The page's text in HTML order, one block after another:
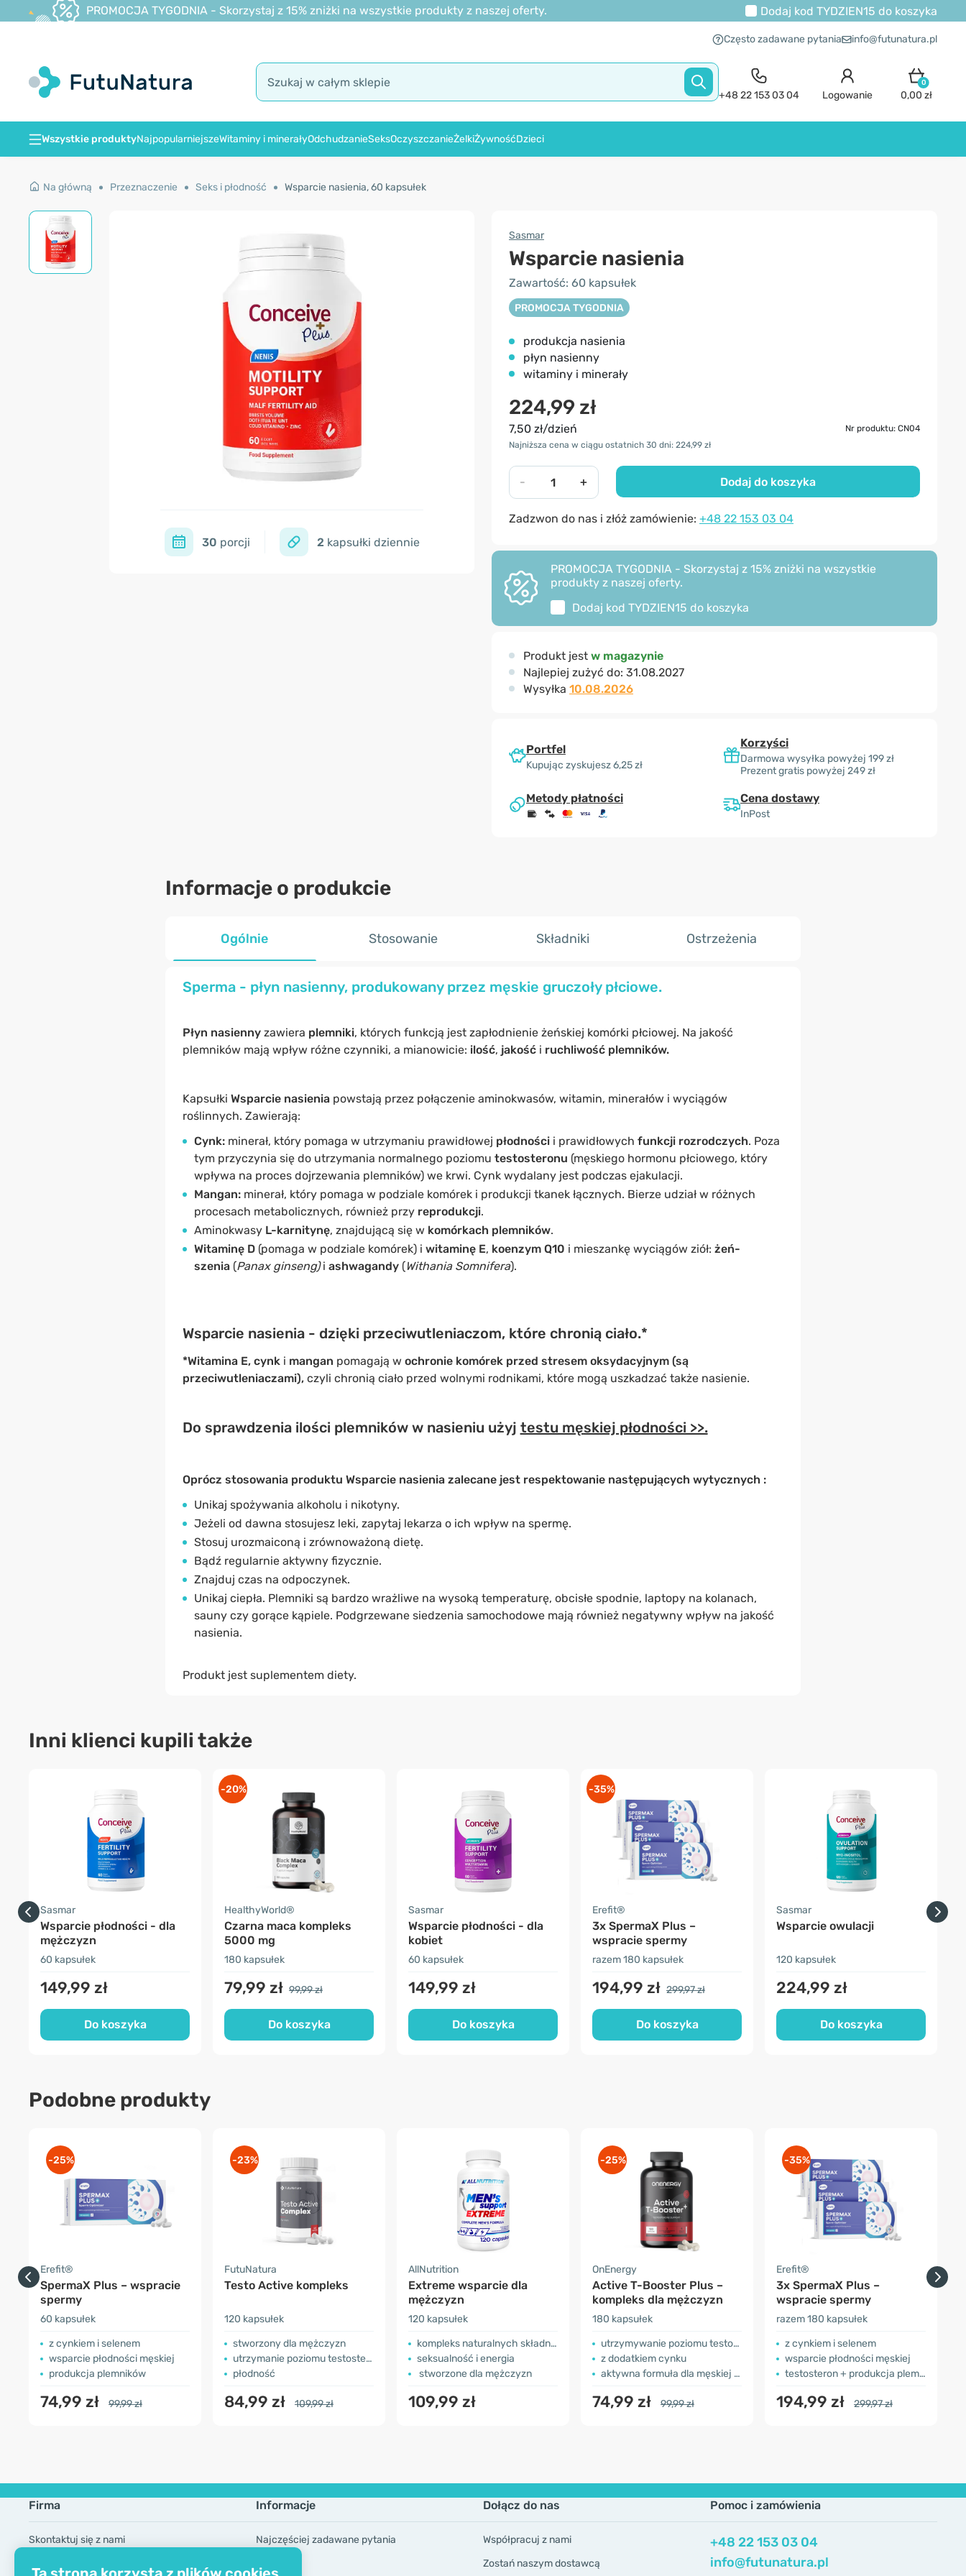
PROMOCJA TYGODNIA - Skorzystaj z 15% zniżki na wszystkie produkty z naszej oferty. Dodaj kod TYDZIEN15 do koszyka
Często zadawane pytania info@futunatura.pl
+48 22 153 03 04 Logowanie
0
0,00 zł
Wszystkie produktyNajpopularniejszeWitaminy i minerałyOdchudzanieSeksOczyszczanieŻelkiŻywnośćDzieci
Na główną Przeznaczenie Seks i płodność Wsparcie nasienia, 60 kapsułek
30 porcji 2 kapsułki dziennie
Sasmar
Wsparcie nasienia
Zawartość: 60 kapsułek
PROMOCJA TYGODNIA
produkcja nasienia
płyn nasienny
witaminy i minerały
224,99 zł
7,50 zł/dzień
Nr produktu: CN04
Najniższa cena w ciągu ostatnich 30 dni: 224,99 zł
- + Dodaj do koszyka
Zadzwon do nas i złóż zamówienie: +48 22 153 03 04
PROMOCJA TYGODNIA - Skorzystaj z 15% zniżki na wszystkie
produkty z naszej oferty.
Dodaj kod TYDZIEN15 do koszyka
Produkt jest w magazynie
Najlepiej zużyć do: 31.08.2027
Wysyłka 10.08.2026
Portfel
Kupując zyskujesz 6,25 zł
Korzyści
Darmowa wysyłka powyżej 199 zł
Prezent gratis powyżej 249 zł
Metody płatności Cena dostawy
InPost
Informacje o produkcie
Ogólnie Stosowanie Składniki Ostrzeżenia
Sperma - płyn nasienny, produkowany przez męskie gruczoły płciowe.
Płyn nasiennyzawiera plemniki, których funkcją jest zapłodnienie żeńskiej komórki płciowej. Na jakość
plemników mają wpływ różne czynniki, a mianowicie: ilość, jakośći ruchliwość plemników.
Kapsułki Wsparcie nasieniapowstają przez połączenie aminokwasów, witamin, minerałów i wyciągów
roślinnych. Zawierają:
Cynk: minerał, który pomaga w utrzymaniu prawidłowej płodnościi prawidłowych funkcji rozrodczych. Poza
tym przyczynia się do utrzymania normalnego poziomu testosteronu (męskiego hormonu płciowego, który
wpływa na proces dojrzewania plemników) we krwi. Cynk wydalany jest podczas ejakulacji.
Mangan:minerał, który pomaga w podziale komórek i produkcji tkanek łącznych. Bierze udział w różnych
procesach metabolicznych, również przy reprodukcji.
Aminokwasy L-karnitynę, znajdującą się w komórkach plemników.
Witaminę D(pomaga w podziale komórek) i witaminę E, koenzym Q10 i mieszankę wyciągów ziół: żeń-
szenia (Panax ginseng)i ashwagandy (Withania Somnifera).
Wsparcie nasienia - dzięki przeciwutleniaczom, które chronią ciało.*
*Witamina E, cynk i mangan pomagają w ochronie komórek przed stresem oksydacyjnym (są
przeciwutleniaczami), czyli chronią ciało przed wolnymi rodnikami, które mogą uszkadzać także nasienie.
Do sprawdzenia ilości plemników w nasieniu użyj testu męskiej płodności >>.
Oprócz stosowania produktu Wsparcie nasienia zalecane jest respektowanie następujących wytycznych :
Unikaj spożywania alkoholu i nikotyny.
Jeżeli od dawna stosujesz leki, zapytaj lekarza o ich wpływ na spermę.
Stosuj urozmaiconą i zrównoważoną dietę.
Bądź regularnie aktywny fizycznie.
Znajduj czas na odpoczynek.
Unikaj ciepła. Plemniki są bardzo wrażliwe na wysoką temperaturę, obcisłe spodnie, laptopy na kolanach,
sauny czy gorące kąpiele. Podgrzewane siedzenia samochodowe mają również negatywny wpływ na jakość
nasienia.
Produkt jest suplementem diety.
Inni klienci kupili także
Sasmar
Wsparcie płodności - dla
mężczyzn
60 kapsułek
149,99 zł
Do koszyka
-20%
HealthyWorld®
Czarna maca kompleks
5000 mg
180 kapsułek
79,99 zł 99,99 zł
Do koszyka
Sasmar
Wsparcie płodności - dla
kobiet
60 kapsułek
149,99 zł
Do koszyka
-35%
Erefit®
3x SpermaX Plus –
wspracie spermy
razem 180 kapsułek
194,99 zł 299,97 zł
Do koszyka
Sasmar
Wsparcie owulacji
120 kapsułek
224,99 zł
Do koszyka
Podobne produkty
-25%
Erefit®
SpermaX Plus – wspracie
spermy
60 kapsułek
z cynkiem i selenem
wsparcie płodności męskiej
produkcja plemników
74,99 zł 99,99 zł
-23%
FutuNatura
Testo Active kompleks
120 kapsułek
stworzony dla mężczyzn
utrzymanie poziomu testosteronu
płodność
84,99 zł 109,99 zł
AllNutrition
Extreme wsparcie dla
mężczyzn
120 kapsułek
kompleks naturalnych składników aktywnych
seksualność i energia
stworzone dla mężczyzn
109,99 zł
-25%
OnEnergy
Active T-Booster Plus –
kompleks dla mężczyzn
180 kapsułek
utrzymywanie poziomu testosteronu
z dodatkiem cynku
aktywna formuła dla męskiej siły
74,99 zł 99,99 zł
-35%
Erefit®
3x SpermaX Plus –
wspracie spermy
razem 180 kapsułek
z cynkiem i selenem
wsparcie płodności męskiej
testosteron + produkcja plemników
194,99 zł 299,97 zł
Firma
Skontaktuj się z nami
Informacje
Najczęściej zadawane pytania
Dołącz do nas
Współpracuj z nami
Zostań naszym dostawcą
Pomoc i zamówienia
+48 22 153 03 04
info@futunatura.pl